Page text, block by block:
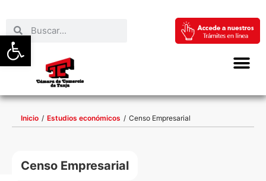
Abrir barra de herramientas
Inicio / Estudios económicos / Censo Empresarial
Censo Empresarial